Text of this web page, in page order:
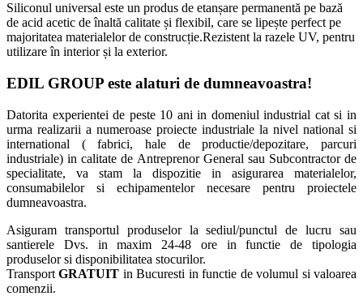
Siliconul universal este un produs de etanșare permanentă pe bază
de acid acetic de înaltă calitate și flexibil, care se lipește perfect pe
majoritatea materialelor de construcție.Rezistent la razele UV, pentru
utilizare în interior și la exterior.
EDIL GROUP este alaturi de dumneavoastra!
Datorita experientei de peste 10 ani in domeniul industrial cat si in
urma realizarii a numeroase proiecte industriale la nivel national si
international ( fabrici, hale de productie/depozitare, parcuri
industriale) in calitate de Antreprenor General sau Subcontractor de
specialitate, va stam la dispozitie in asigurarea materialelor,
consumabilelor si echipamentelor necesare pentru proiectele
dumneavoastra.
Asiguram transportul produselor la sediul/punctul de lucru sau
santierele Dvs. in maxim 24-48 ore in functie de tipologia
produselor si disponibilitatea stocurilor.
TransportGRATUIT in Bucuresti in functie de volumul si valoarea
comenzii.